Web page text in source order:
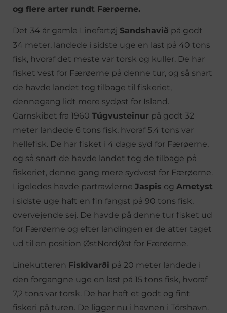
og flere arter rundt Færøerne.
Det 34 år gamle Linefartøj Sandshavið på godt
34 meter, landede i sidste uge en last på 40 tons
fisk, hvoraf det meste var torsk og kuller. De har
fisket vest for Færøerne på denne tur, og så snart
de havde landet tog tilbage til fiskeriet,
dennegang lidt mere sydøst for Island.
Garnskibet fra 1960 Túgvusteinur på godt 32
meter landede 6 tons fisk, hvoraf 5,4 tons var
hellefisk. De har fisket i 4 dage syd for Færøerne,
og så snart de havde landet tog de tilbage på
fiskeriet, denne gang mere sydvest for Færøerne.
Ligeledes havde partrawlerne Jaspis og Ametyst
i sidste uge haft en fin fangst på 90 tons fisk,
overvejende sej. De havde på denne tur fisket ud
for Færøerne og efter landingen er de atter taget
ud til en position ØstNordØst for Færøerne.
Linekutteren Fiskivarði på 20 meter landede i
den forgangne uge en last på 15 tons fisk, hvoraf
7,2 tons var torsk. De har haft et godt og fint
fiskeri på turen. De ligger nu i havnen i Tórshavn.